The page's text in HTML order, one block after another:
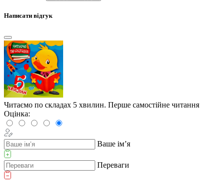
Написати відгук
Читаємо по складах 5 хвилин. Перше самостійне читання
Оцінка:
Ваше ім’я
Переваги